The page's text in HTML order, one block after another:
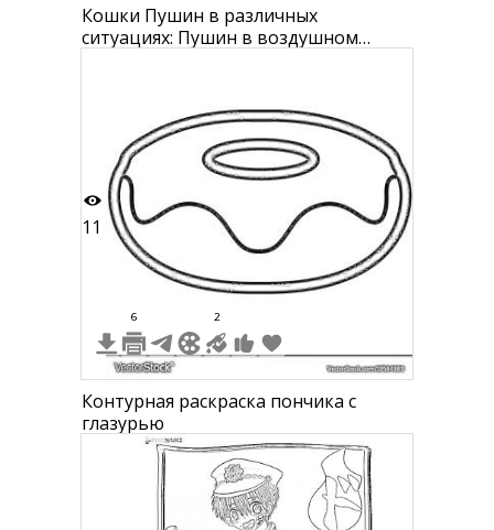
Кошки Пушин в различных
ситуациях: Пушин в воздушном
гамбургер), Пушин с гитарой, Пушин
на машине и пицце, Пушин с
ноутбуком тамблера, Пушин с
бананом, Пушин и растения,
танцующие Пушин.
11
6 2
Контурная раскраска пончика с
глазурью